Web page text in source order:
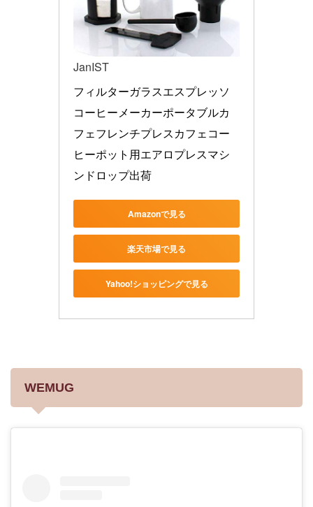
JanIST
フィルターガラスエスプレッソ
コーヒーメーカーポータブルカ
フェフレンチプレスカフェコー
ヒーポット用エアロプレスマシ
ンドロップ出荷
Amazonで見る
楽天市場で見る
Yahoo!ショッピングで見る
WEMUG